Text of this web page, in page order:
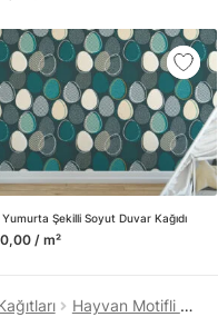
Şekilli Soyut Duvar Kağıdı
/ m²
tasarımının önemini
olduğunu kabul
sürekli genişletiyor ve
trendlerin oluşumunda
bizimle iletişime
Hayvan Motifli Duvar Kağıtları